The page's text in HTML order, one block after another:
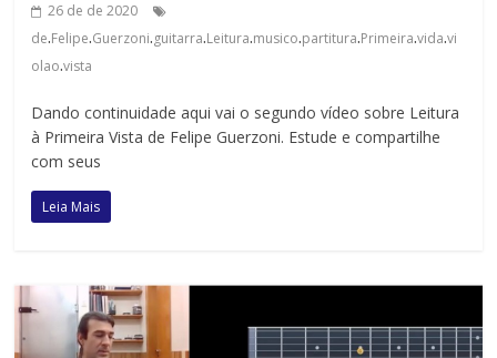
26 de de 2020
de.Felipe.Guerzoni.guitarra.Leitura.musico.partitura.Primeira.vida.vi
olao.vista
Dando continuidade aqui vai o segundo vídeo sobre Leitura
à Primeira Vista de Felipe Guerzoni. Estude e compartilhe
com seus
Leia Mais